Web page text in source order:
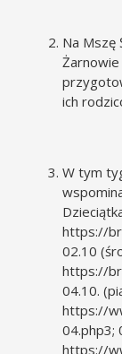
Na Mszę
ich
W tym
https://
02.10
https://
04.10.
https://
04.php3;
https://